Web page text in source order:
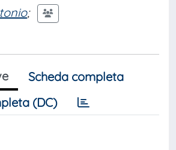
;
Scheda completa
(DC)